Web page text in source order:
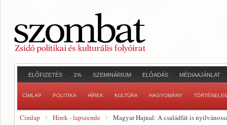
ELŐFIZETÉS 1% SZEMINÁRIUM ELŐADÁS MÉDIAAJÁNLAT
CÍMLAP POLITIKA HÍREK KULTÚRA HAGYOMÁNY
Címlap Hírek - lapszemle Magyar Hajnal: A családfát is